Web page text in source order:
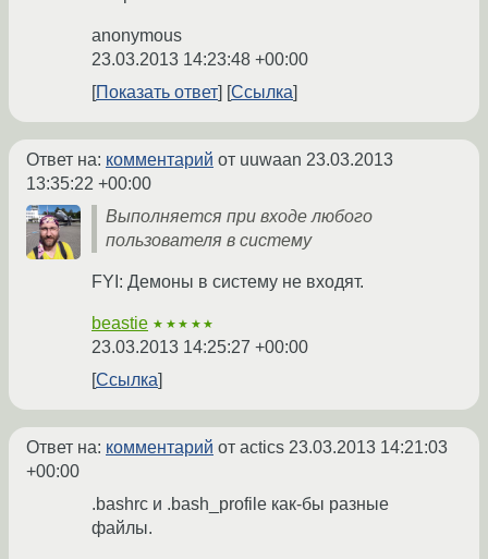
anonymous
23.03.2013 14:23:48 +00:00
Показать ответ
Ссылка
Ответ на: комментарий от uuwaan 23.03.2013
13:35:22 +00:00
Выполняется при входе любого
пользователя в систему
FYI: Демоны в систему не входят.
beastie ★★★★★
23.03.2013 14:25:27 +00:00
Ссылка
Ответ на: комментарий от actics 23.03.2013 14:21:03
+00:00
.bashrc и .bash_profile как-бы разные
файлы.